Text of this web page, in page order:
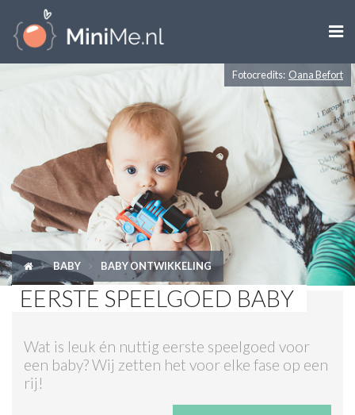

ZWANGER
PEUTER
LIFESTYLE
SHOPS
ACTIES & KORTING
Fotocredits: Oana Befort
BABY BABY ONTWIKKELING
EERSTE SPEELGOED BABY
Wat is leuk én nuttig eerste speelgoed voor
een baby? Wij zetten het voor elke fase op een
rij!